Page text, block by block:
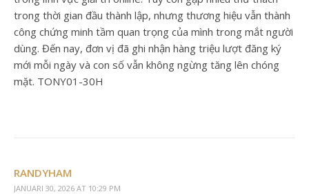
trong thời gian đầu thành lập, nhưng thương hiệu vẫn thành
công chứng minh tầm quan trọng của mình trong mắt người
dùng. Đến nay, đơn vị đã ghi nhận hàng triệu lượt đăng ký
mới mỗi ngày và con số vẫn không ngừng tăng lên chóng
mặt. TONY01-30H
RANDYHAM
JANUARI 30, 2026 AT 10:29 PM